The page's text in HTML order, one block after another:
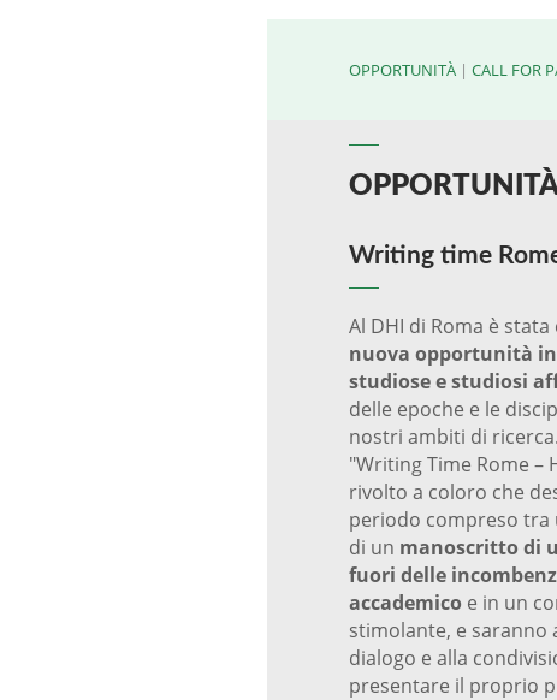
OPPORTUNITÀ | CALL FOR
Writing time
Al DHI di Roma è
nuova opportunità
studiose e studiosi
delle epoche e le
nostri ambiti di
"Writing Time Rome –
rivolto a coloro che
periodo compreso tra
di un manoscritto di
fuori delle
accademicoe in un
stimolante, e saranno
dialogo e alla
presentare il proprio